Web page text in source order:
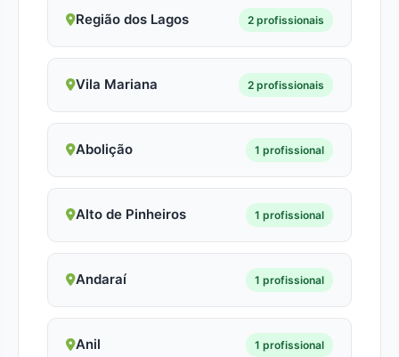
Região dos Lagos 2 profissionais
Vila Mariana 2 profissionais
Abolição 1 profissional
Alto de Pinheiros 1 profissional
Andaraí 1 profissional
Anil 1 profissional